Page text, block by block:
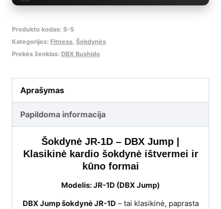
Produkto kodas: S-5
Kategorijos: Fitness, Šokdynės
Prekės ženklas: DBX Bushido
Aprašymas
Papildoma informacija
Šokdynė JR-1D – DBX Jump |
Klasikinė kardio šokdynė ištvermei ir
kūno formai
Modelis: JR-1D (DBX Jump)
DBX Jump šokdynė JR-1D – tai klasikinė, paprasta